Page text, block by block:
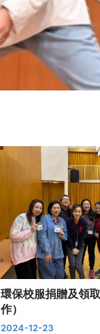
環保校服捐贈及領
作）
2024-12-23